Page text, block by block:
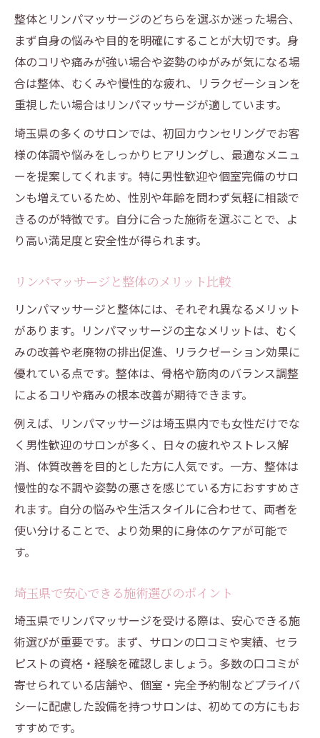
整体とリンパマッサージのどちらを選ぶか迷った場合、
まず自身の悩みや目的を明確にすることが大切です。身
体のコリや痛みが強い場合や姿勢のゆがみが気になる場
合は整体、むくみや慢性的な疲れ、リラクゼーションを
重視したい場合はリンパマッサージが適しています。
埼玉県の多くのサロンでは、初回カウンセリングでお客
様の体調や悩みをしっかりヒアリングし、最適なメニュ
ーを提案してくれます。特に男性歓迎や個室完備のサロ
ンも増えているため、性別や年齢を問わず気軽に相談で
きるのが特徴です。自分に合った施術を選ぶことで、よ
り高い満足度と安全性が得られます。
リンパマッサージと整体のメリット比較
リンパマッサージと整体には、それぞれ異なるメリット
があります。リンパマッサージの主なメリットは、むく
みの改善や老廃物の排出促進、リラクゼーション効果に
優れている点です。整体は、骨格や筋肉のバランス調整
によるコリや痛みの根本改善が期待できます。
例えば、リンパマッサージは埼玉県内でも女性だけでな
く男性歓迎のサロンが多く、日々の疲れやストレス解
消、体質改善を目的とした方に人気です。一方、整体は
慢性的な不調や姿勢の悪さを感じている方におすすめさ
れます。自分の悩みや生活スタイルに合わせて、両者を
使い分けることで、より効果的に身体のケアが可能で
す。
埼玉県で安心できる施術選びのポイント
埼玉県でリンパマッサージを受ける際は、安心できる施
術選びが重要です。まず、サロンの口コミや実績、セラ
ピストの資格・経験を確認しましょう。多数の口コミが
寄せられている店舗や、個室・完全予約制などプライバ
シーに配慮した設備を持つサロンは、初めての方にもお
すすめです。